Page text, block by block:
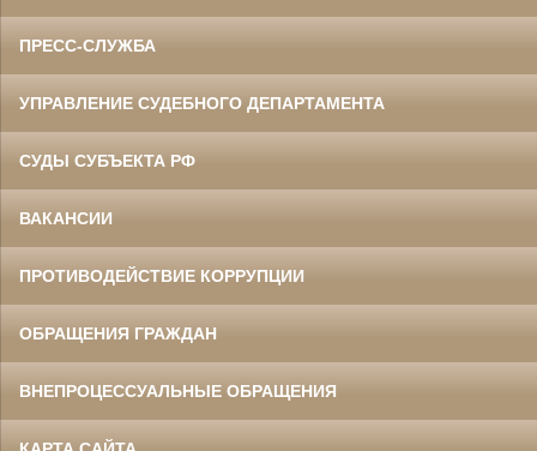
ПРЕСС-СЛУЖБА
УПРАВЛЕНИЕ СУДЕБНОГО ДЕПАРТАМЕНТА
СУДЫ СУБЪЕКТА РФ
ВАКАНСИИ
ПРОТИВОДЕЙСТВИЕ КОРРУПЦИИ
ОБРАЩЕНИЯ ГРАЖДАН
ВНЕПРОЦЕССУАЛЬНЫЕ ОБРАЩЕНИЯ